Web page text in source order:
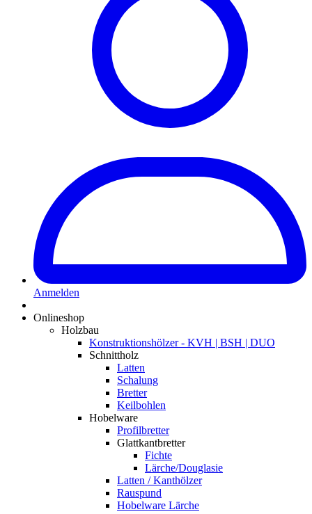
Anmelden
Onlineshop
Holzbau
Konstruktionshölzer - KVH | BSH | DUO
Schnittholz
Latten
Schalung
Bretter
Keilbohlen
Hobelware
Profilbretter
Glattkantbretter
Fichte
Lärche/Douglasie
Latten / Kanthölzer
Rauspund
Hobelware Lärche